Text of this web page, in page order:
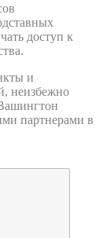
доступ к
и
неизбежно
партнерами в